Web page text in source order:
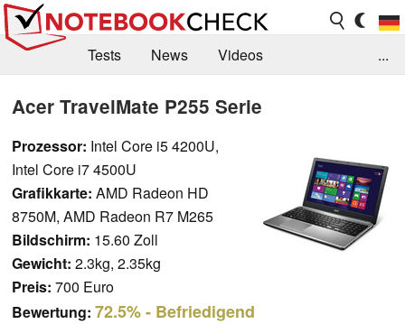
Tests News
Videos
Forum
...
Acer TravelMate P255 Serie
Prozessor: Intel Core i5 4200U,
Intel Core i7 4500U
Grafikkarte: AMD Radeon HD
8750M, AMD Radeon R7 M265
Bildschirm: 15.60 Zoll
Gewicht: 2.3kg, 2.35kg
Preis: 700 Euro
Bewertung: 72.5%- Befriedigend